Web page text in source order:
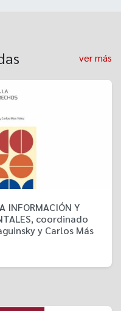
ver más
INFORMACIÓN Y
coordinado
y Carlos Más